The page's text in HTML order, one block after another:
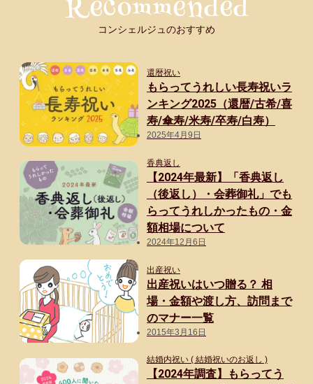
コンシェルジュのおすすめ
還暦祝い
もらってうれしい長寿祝いラ
ンキング2025（還暦/古希/喜
寿/傘寿/米寿/卒寿/白寿）
2025年4月9日
香典返し
【2024年最新】「香典返し
（後返し）・会葬御礼」でも
らってうれしかったもの・金
額相場について
2024年12月6日
出産祝い
出産祝いはいつ贈る？ 相
場・金額や渡し方、訪問まで
のマナー一覧
2015年3月16日
結婚内祝い ( 結婚祝いのお返し )
【2024年調査】もらってう